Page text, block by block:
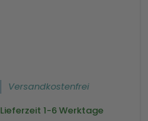
Versandkostenfrei
Lieferzeit 1-6 Werktage